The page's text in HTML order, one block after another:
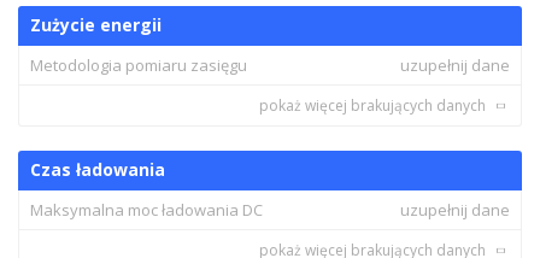
Zużycie energii
Metodologia pomiaru zasięgu uzupełnij dane
pokaż więcej brakujących danych
Czas ładowania
Maksymalna moc ładowania DC uzupełnij dane
pokaż więcej brakujących danych